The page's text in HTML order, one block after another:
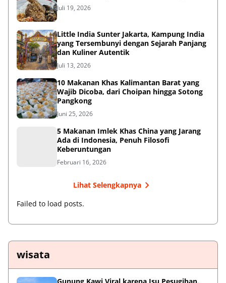
Juli 19, 2026
Little India Sunter Jakarta, Kampung India
yang Tersembunyi dengan Sejarah Panjang
dan Kuliner Autentik
Juli 13, 2026
10 Makanan Khas Kalimantan Barat yang
Wajib Dicoba, dari Choipan hingga Sotong
Pangkong
Juni 25, 2026
5 Makanan Imlek Khas China yang Jarang
Ada di Indonesia, Penuh Filosofi
Keberuntungan
Februari 16, 2026
Lihat Selengkapnya
Failed to load posts.
wisata
Gunung Kawi Viral karena Isu Pesugihan,